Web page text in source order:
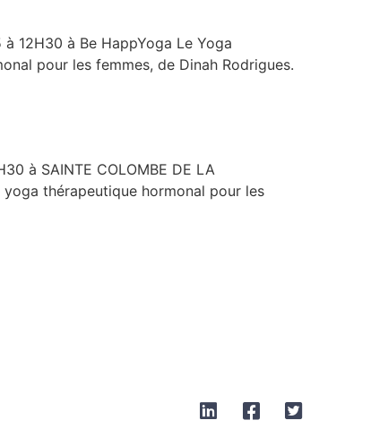
à 12H30 à Be HappYoga Le Yoga
pour les femmes, de Dinah Rodrigues.
à SAINTE COLOMBE DE LA
thérapeutique hormonal pour les